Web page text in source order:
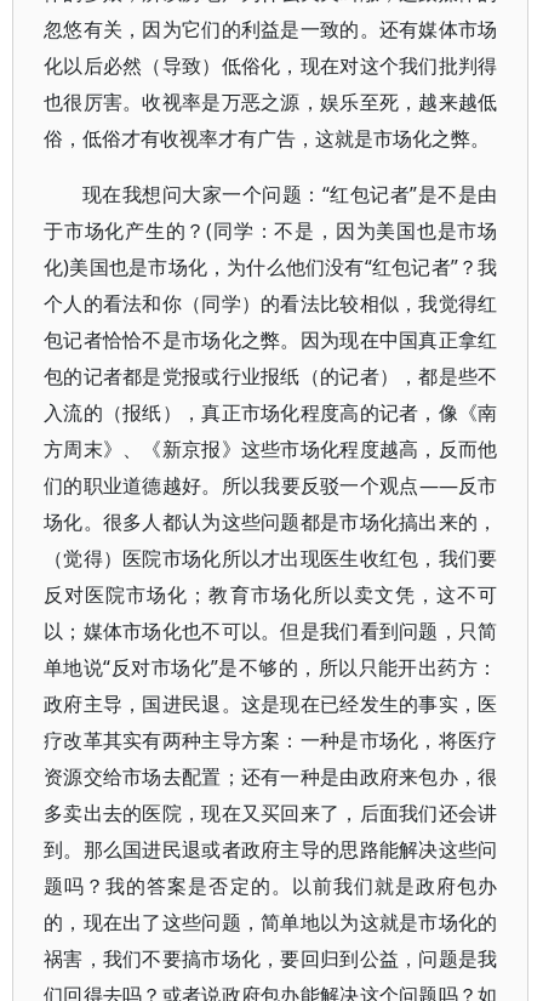
忽悠有关，因为它们的利益是一致的。还有媒体市场
化以后必然（导致）低俗化，现在对这个我们批判得
也很厉害。收视率是万恶之源，娱乐至死，越来越低
俗，低俗才有收视率才有广告，这就是市场化之弊。
现在我想问大家一个问题：“红包记者”是不是由
于市场化产生的？(同学：不是，因为美国也是市场
化)美国也是市场化，为什么他们没有“红包记者”？我
个人的看法和你（同学）的看法比较相似，我觉得红
包记者恰恰不是市场化之弊。因为现在中国真正拿红
包的记者都是党报或行业报纸（的记者），都是些不
入流的（报纸），真正市场化程度高的记者，像《南
方周末》、《新京报》这些市场化程度越高，反而他
们的职业道德越好。所以我要反驳一个观点——反市
场化。很多人都认为这些问题都是市场化搞出来的，
（觉得）医院市场化所以才出现医生收红包，我们要
反对医院市场化；教育市场化所以卖文凭，这不可
以；媒体市场化也不可以。但是我们看到问题，只简
单地说“反对市场化”是不够的，所以只能开出药方：
政府主导，国进民退。这是现在已经发生的事实，医
疗改革其实有两种主导方案：一种是市场化，将医疗
资源交给市场去配置；还有一种是由政府来包办，很
多卖出去的医院，现在又买回来了，后面我们还会讲
到。那么国进民退或者政府主导的思路能解决这些问
题吗？我的答案是否定的。以前我们就是政府包办
的，现在出了这些问题，简单地以为这就是市场化的
祸害，我们不要搞市场化，要回归到公益，问题是我
们回得去吗？或者说政府包办能解决这个问题吗？如